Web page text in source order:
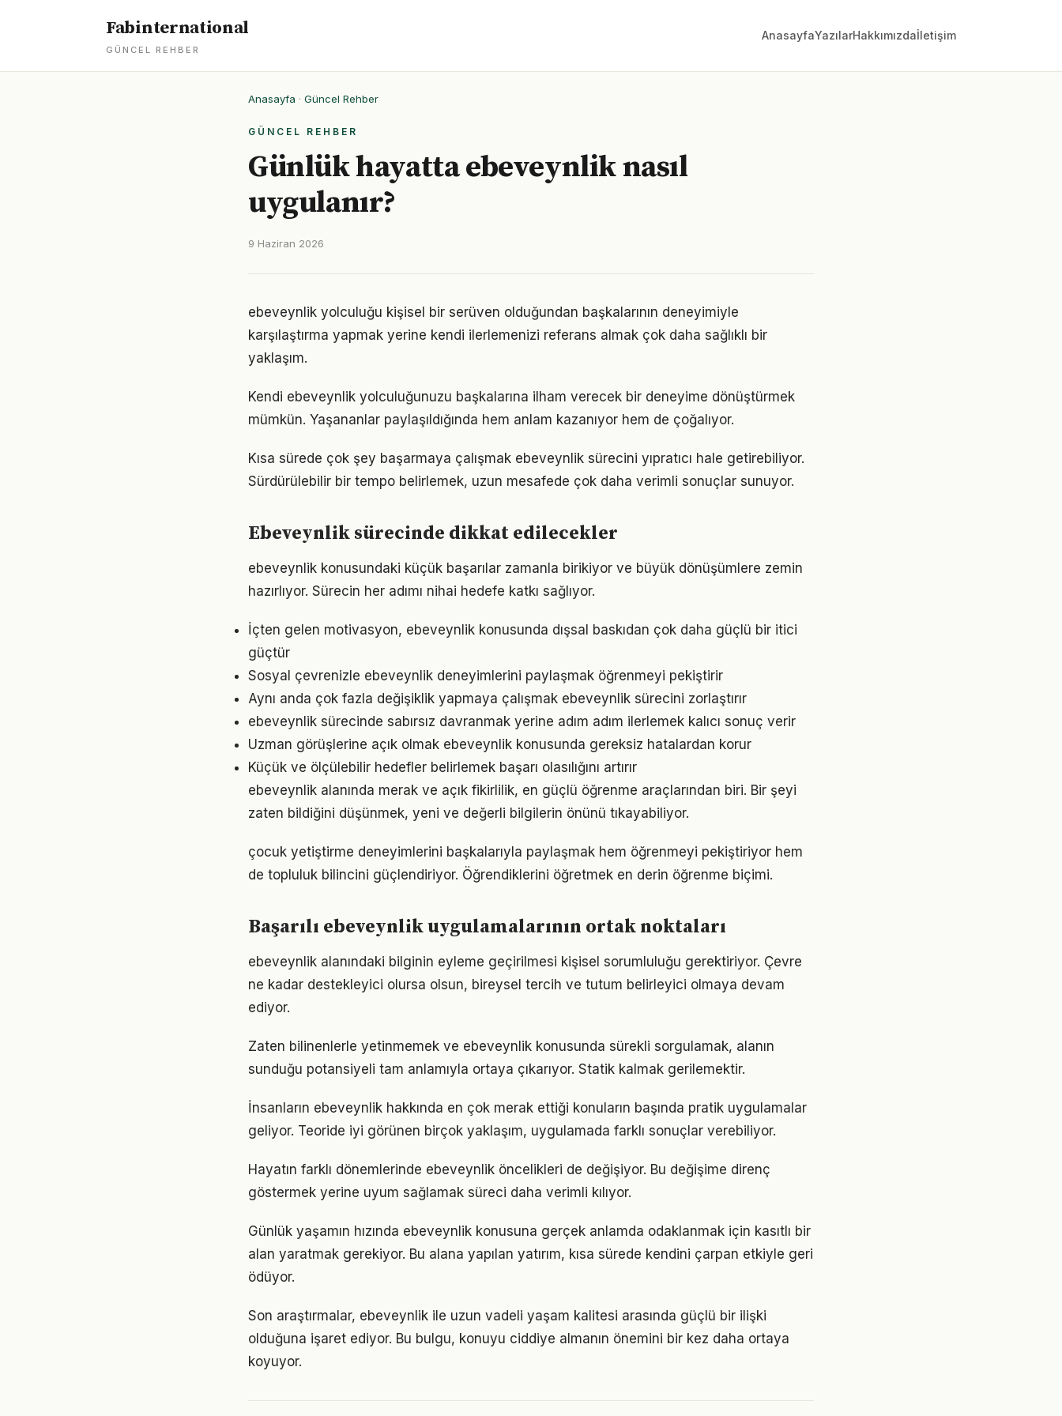
Fabinternational
GÜNCEL REHBER
AnasayfaYazılarHakkımızdaİletişim
Anasayfa · Güncel Rehber
GÜNCEL REHBER
Günlük hayatta ebeveynlik nasıl
uygulanır?
9 Haziran 2026
ebeveynlik yolculuğu kişisel bir serüven olduğundan başkalarının deneyimiyle
karşılaştırma yapmak yerine kendi ilerlemenizi referans almak çok daha sağlıklı bir
yaklaşım.
Kendi ebeveynlik yolculuğunuzu başkalarına ilham verecek bir deneyime dönüştürmek
mümkün. Yaşananlar paylaşıldığında hem anlam kazanıyor hem de çoğalıyor.
Kısa sürede çok şey başarmaya çalışmak ebeveynlik sürecini yıpratıcı hale getirebiliyor.
Sürdürülebilir bir tempo belirlemek, uzun mesafede çok daha verimli sonuçlar sunuyor.
Ebeveynlik sürecinde dikkat edilecekler
ebeveynlik konusundaki küçük başarılar zamanla birikiyor ve büyük dönüşümlere zemin
hazırlıyor. Sürecin her adımı nihai hedefe katkı sağlıyor.
İçten gelen motivasyon, ebeveynlik konusunda dışsal baskıdan çok daha güçlü bir itici
güçtür
Sosyal çevrenizle ebeveynlik deneyimlerini paylaşmak öğrenmeyi pekiştirir
Aynı anda çok fazla değişiklik yapmaya çalışmak ebeveynlik sürecini zorlaştırır
ebeveynlik sürecinde sabırsız davranmak yerine adım adım ilerlemek kalıcı sonuç verir
Uzman görüşlerine açık olmak ebeveynlik konusunda gereksiz hatalardan korur
Küçük ve ölçülebilir hedefler belirlemek başarı olasılığını artırır
ebeveynlik alanında merak ve açık fikirlilik, en güçlü öğrenme araçlarından biri. Bir şeyi
zaten bildiğini düşünmek, yeni ve değerli bilgilerin önünü tıkayabiliyor.
çocuk yetiştirme deneyimlerini başkalarıyla paylaşmak hem öğrenmeyi pekiştiriyor hem
de topluluk bilincini güçlendiriyor. Öğrendiklerini öğretmek en derin öğrenme biçimi.
Başarılı ebeveynlik uygulamalarının ortak noktaları
ebeveynlik alanındaki bilginin eyleme geçirilmesi kişisel sorumluluğu gerektiriyor. Çevre
ne kadar destekleyici olursa olsun, bireysel tercih ve tutum belirleyici olmaya devam
ediyor.
Zaten bilinenlerle yetinmemek ve ebeveynlik konusunda sürekli sorgulamak, alanın
sunduğu potansiyeli tam anlamıyla ortaya çıkarıyor. Statik kalmak gerilemektir.
İnsanların ebeveynlik hakkında en çok merak ettiği konuların başında pratik uygulamalar
geliyor. Teoride iyi görünen birçok yaklaşım, uygulamada farklı sonuçlar verebiliyor.
Hayatın farklı dönemlerinde ebeveynlik öncelikleri de değişiyor. Bu değişime direnç
göstermek yerine uyum sağlamak süreci daha verimli kılıyor.
Günlük yaşamın hızında ebeveynlik konusuna gerçek anlamda odaklanmak için kasıtlı bir
alan yaratmak gerekiyor. Bu alana yapılan yatırım, kısa sürede kendini çarpan etkiyle geri
ödüyor.
Son araştırmalar, ebeveynlik ile uzun vadeli yaşam kalitesi arasında güçlü bir ilişki
olduğuna işaret ediyor. Bu bulgu, konuyu ciddiye almanın önemini bir kez daha ortaya
koyuyor.